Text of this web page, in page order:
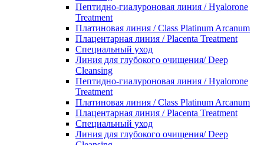
Пептидно-гиалуроновая линия / Hyalorone
Treatment
Платиновая линия / Class Platinum Arcanum
Плацентарная линия / Placenta Treatment
Специальный уход
Линия для глубокого очищения/ Deep
Cleansing
Пептидно-гиалуроновая линия / Hyalorone
Treatment
Платиновая линия / Class Platinum Arcanum
Плацентарная линия / Placenta Treatment
Специальный уход
Линия для глубокого очищения/ Deep